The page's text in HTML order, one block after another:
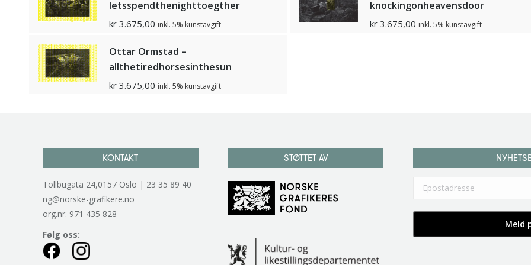
letsspendthenighttoegther
kr 3.675,00 inkl. 5% kunstavgift
knockingonheavensdoor
kr3.675,00 inkl. 5% kunstavgift
Ottar Ormstad –
allthetiredhorsesinthesun
kr 3.675,00 inkl. 5% kunstavgift
KONTAKT
Tollbugata 24,0157 Oslo | 23 35 89 40
ng@norske-grafikere.no
org.nr. 971 435 828
Følg oss:
STØTTET AV